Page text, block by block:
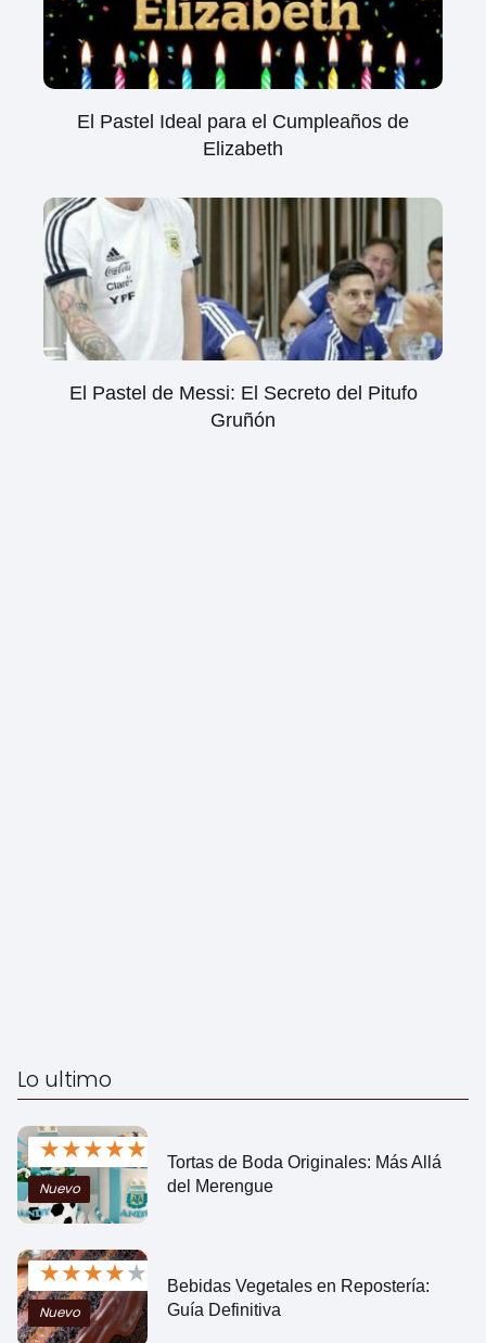
El Pastel Ideal para el Cumpleaños de
Elizabeth
El Pastel de Messi: El Secreto del Pitufo
Gruñón
Lo ultimo
★★★★★
Nuevo
Tortas de Boda Originales: Más Allá
del Merengue
★★★★★
Nuevo
Bebidas Vegetales en Repostería:
Guía Definitiva